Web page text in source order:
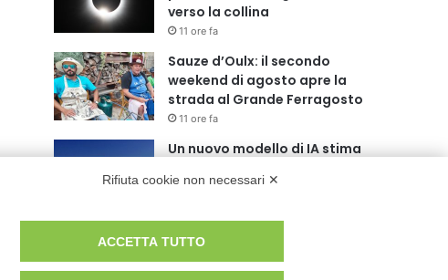
verso la collina
11 ore fa
Sauze d’Oulx: il secondo
weekend di agosto apre la
strada al Grande Ferragosto
11 ore fa
Un nuovo modello di IA stima
pianeta
Al San Luigi Gonzaga
senza più speranze
Rifiuta cookie non necessari ✕
ACCETTA TUTTO